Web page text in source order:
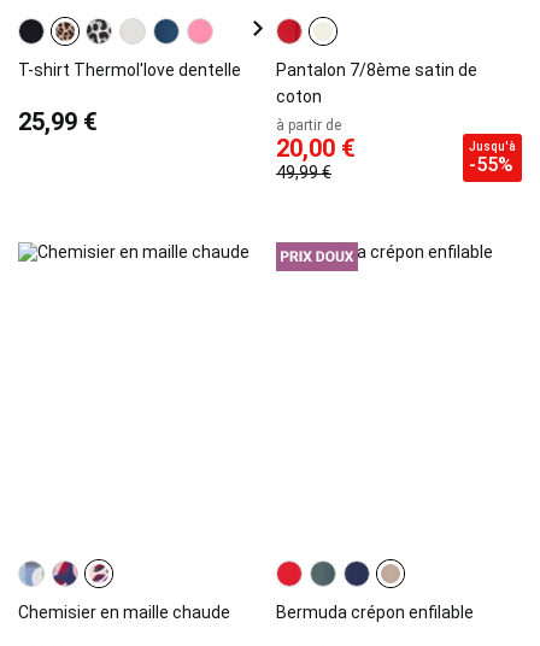
T-shirt Thermol'love dentelle
25,99 €
Pantalon 7/8ème satin de
coton
à partir de
20,00 €
49,99 €
Jusqu'à
-55%
Chemisier en maille chaude Bermuda crépon enfilable